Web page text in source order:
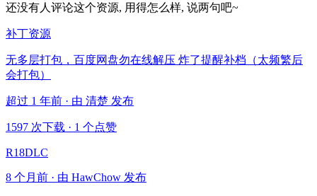
还没有人评论这个资源, 用得怎么样, 说两句吧~
补丁资源
无多层打包，百度网盘勿在线解压 炸了提醒补档（太频繁后
会打包）
超过 1 年前 · 由 清楚 发布
1597 次下载 · 1 个点赞
R18DLC
8 个月前 · 由 HawChow 发布